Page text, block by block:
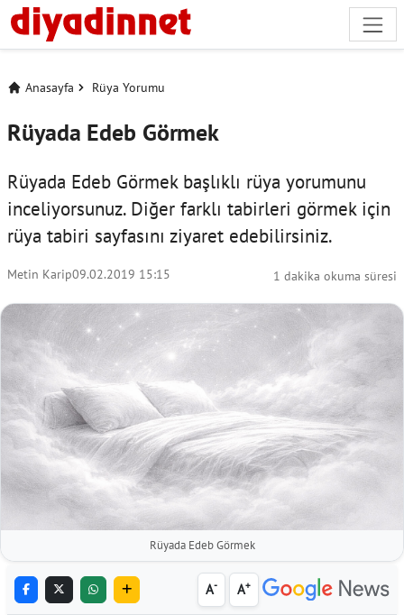
Anasayfa Rüya Yorumu
Rüyada Edeb Görmek
Rüyada Edeb Görmek başlıklı rüya yorumunu
inceliyorsunuz. Diğer farklı tabirleri görmek için
rüya tabiri sayfasını ziyaret edebilirsiniz.
Metin Karip09.02.2019 15:15 1 dakika okuma süresi
Rüyada Edeb Görmek
A- A+